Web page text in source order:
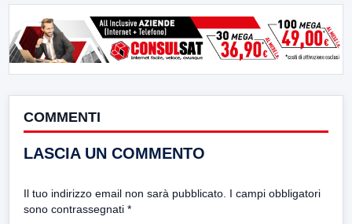
COMMENTI
LASCIA UN COMMENTO
Il tuo indirizzo email non sarà pubblicato. I campi obbligatori
sono contrassegnati *